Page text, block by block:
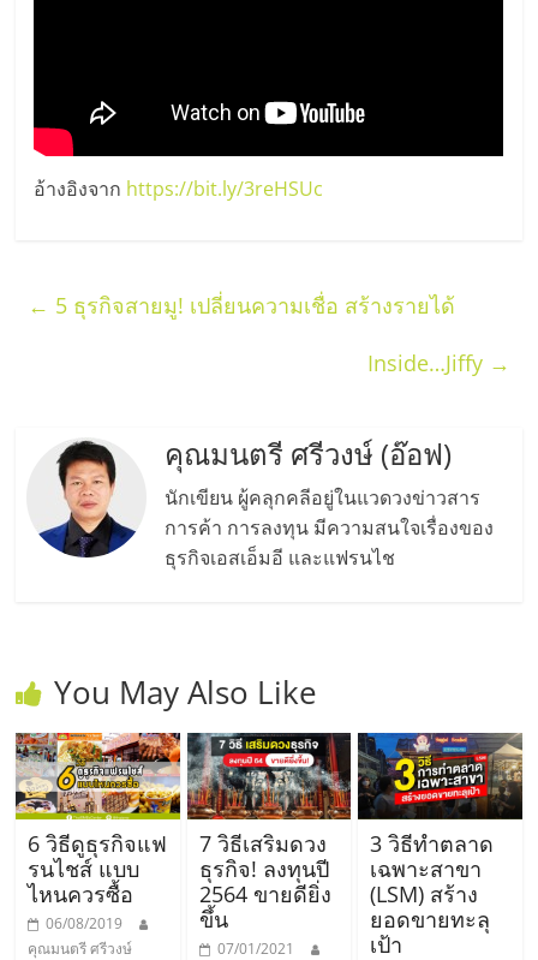
อ้างอิงจาก https://bit.ly/3reHSUc
← 5 ธุรกิจสายมู! เปลี่ยนความเชื่อ สร้างรายได้
Inside…Jiffy →
คุณมนตรี ศรีวงษ์ (อ๊อฟ)
นักเขียน ผู้คลุกคลีอยู่ในแวดวงข่าวสาร
การค้า การลงทุน มีความสนใจเรื่องของ
ธุรกิจเอสเอ็มอี และแฟรนไช
You May Also Like
6 วิธีดูธุรกิจแฟ
รนไชส์ แบบ
ไหนควรซื้อ
06/08/2019
คุณมนตรี ศรีวงษ์
7 วิธีเสริมดวง
ธุรกิจ! ลงทุนปี
2564 ขายดียิ่ง
ขึ้น
07/01/2021
3 วิธีทำตลาด
เฉพาะสาขา
(LSM) สร้าง
ยอดขายทะลุ
เป้า